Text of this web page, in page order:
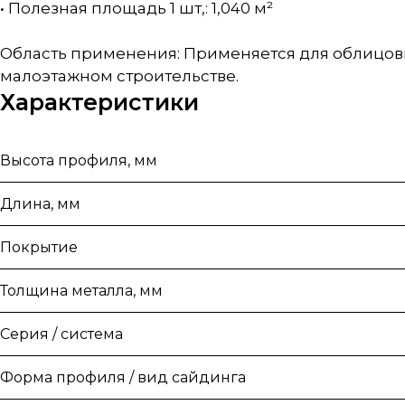
• Полезная площадь 1 шт,: 1,040 м²
Область применения: Применяется для
малоэтажном строительстве.
Характеристики
Высота профиля, мм
Длина, мм
Покрытие
Толщина металла, мм
Серия / система
Форма профиля / вид сайдинга